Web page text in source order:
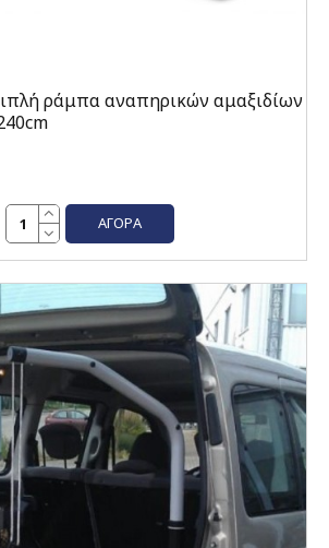
ράμπα αναπηρικών αμαξιδίων
ΑΓΟΡΆ